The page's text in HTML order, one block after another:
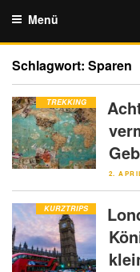
Inhalt
springen
Menü
Schlagwort: Sparen
TREKKING
2.
KURZTRIPS